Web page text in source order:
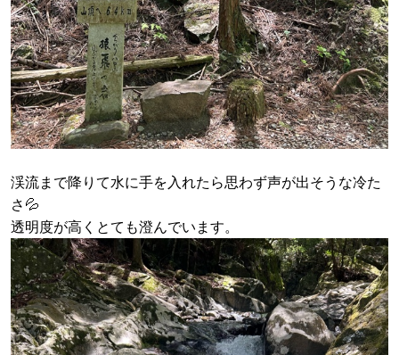
渓流まで降りて水に手を入れたら思わず声が出そうな冷た
さ💦
透明度が高くとても澄んでいます。